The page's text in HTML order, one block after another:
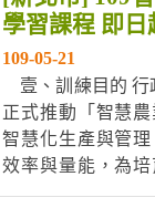
財團法人中國生
CPC）持續開設
作坊」，全程
（Agriculture...
學習課程 即日
109-05-21
壹、訓練目的 行
正式推動「智慧
智慧化生產與管
效率與量能，為
的核心種子人員